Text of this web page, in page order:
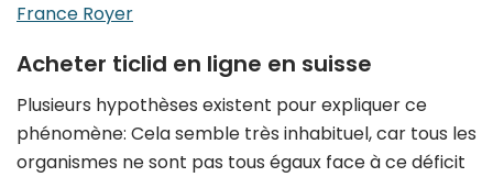
France Royer
Acheter ticlid en ligne en suisse
Plusieurs hypothèses existent pour expliquer ce
phénomène: Cela semble très inhabituel, car tous les
organismes ne sont pas tous égaux face à ce déficit